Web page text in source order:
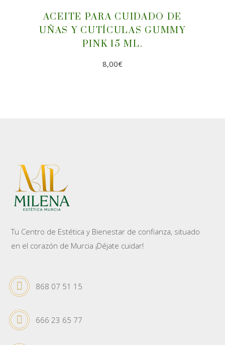
ACEITE PARA CUIDADO DE
UÑAS Y CUTÍCULAS GUMMY
PINK 15 ML.
8,00€
Tu Centro de Estética y Bienestar de confianza, situado
en el corazón de Murcia ¡Déjate cuidar!
868 07 51 15
666 23 65 77